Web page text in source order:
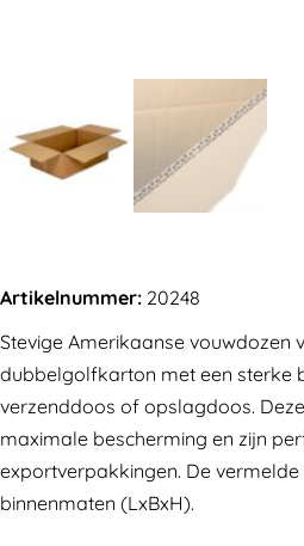
Artikelnummer: 20248
Stevige Amerikaanse vouwdozen
dubbelgolfkarton met een sterke
verzenddoos of opslagdoos.
maximale bescherming en zijn
exportverpakkingen. De
binnenmaten (LxBxH).